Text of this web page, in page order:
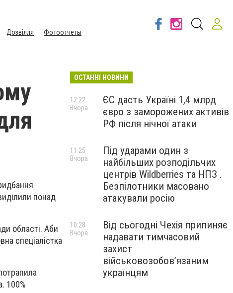
Дозвілля Фотоотчеты
понад
області. Аби
спеціалістка
100%
ОСТАННІ НОВИНИ
ЄС дасть Україні 1,4 млрд
євро з заморожених активів
РФ після нічної атаки
12:22
Вчора
Під ударами один з
найбільших розподільчих
центрів Wildberries та НПЗ .
Безпілотники масовано
атакували росію
11:25
Вчора
Від сьогодні Чехія припиняє
надавати тимчасовий
захист
військовозобов’язаним
українцям
10:28
Вчора